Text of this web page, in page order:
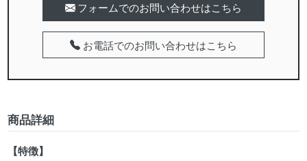
フォームでのお問い合わせはこちら
お電話でのお問い合わせはこちら
商品詳細
【特徴】